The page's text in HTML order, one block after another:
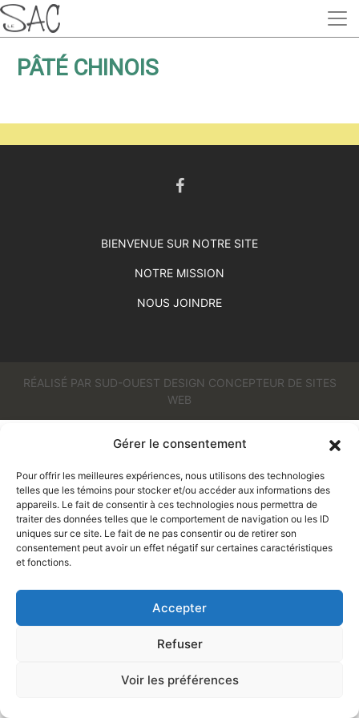
Gérer le consentement
Pour offrir les meilleures expériences, nous utilisons des technologies
telles que les témoins pour stocker et/ou accéder aux informations des
appareils. Le fait de consentir à ces technologies nous permettra de
traiter des données telles que le comportement de navigation ou les ID
uniques sur ce site. Le fait de ne pas consentir ou de retirer son
consentement peut avoir un effet négatif sur certaines caractéristiques
et fonctions.
Accepter
Refuser
Voir les préférences
PÂTÉ CHINOIS
BIENVENUE SUR NOTRE SITE
NOTRE MISSION
NOUS JOINDRE
RÉALISÉ PAR SUD-OUEST DESIGN CONCEPTEUR DE SITES
WEB